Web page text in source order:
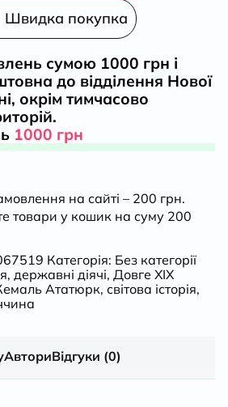
мислителя,
друге
кількість
Швидка покупка
сумою 1000 грн і
до відділення Нової
окрім тимчасово
1000 грн
на сайті – 200 грн.
товари у кошик на суму 200
Категорія: Без категорії
, державні діячі, Довге ХІХ
Ататюрк, світова історія,
АвториВідгуки (0)